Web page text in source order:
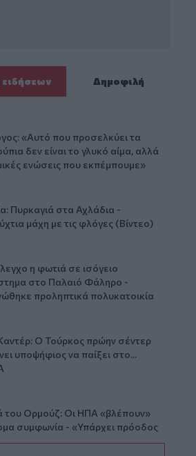
Δημοφιλή
«Αυτό που προσελκύει τα
δεν είναι το γλυκό αίμα, αλλά
ενώσεις που εκπέμπουμε»
Πυρκαγιά στα Αχλάδια -
μάχη με τις φλόγες (Βίντεο)
η φωτιά σε ισόγειο
στο Παλαιό Φάληρο -
προληπτικά πολυκατοικία
Ο Τούρκος πρώην σέντερ
υποψήφιος να παίξει στο...
του Ορμούζ: Οι ΗΠΑ «βλέπουν»
συμφωνία - «Υπάρχει πρόοδος
Ιράν και Ομάν»